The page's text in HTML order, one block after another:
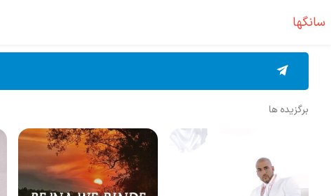
سانگها
برگزیده ها